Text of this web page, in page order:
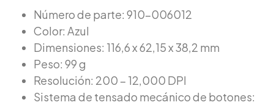
Número de parte: 910-006012
Color: Azul
Dimensiones: 116,6 x 62,15 x 38,2 mm
Peso: 99 g
Resolución: 200 – 12,000 DPI
Sistema de tensado mecánico de botones: